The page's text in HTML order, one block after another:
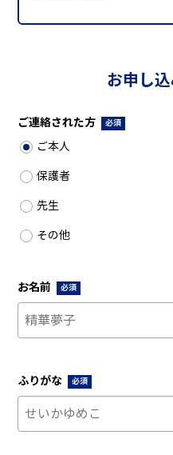
お申し
ご連絡された方 必須
ご本人
保護者
先生
その他
お名前 必須
ふりがな 必須